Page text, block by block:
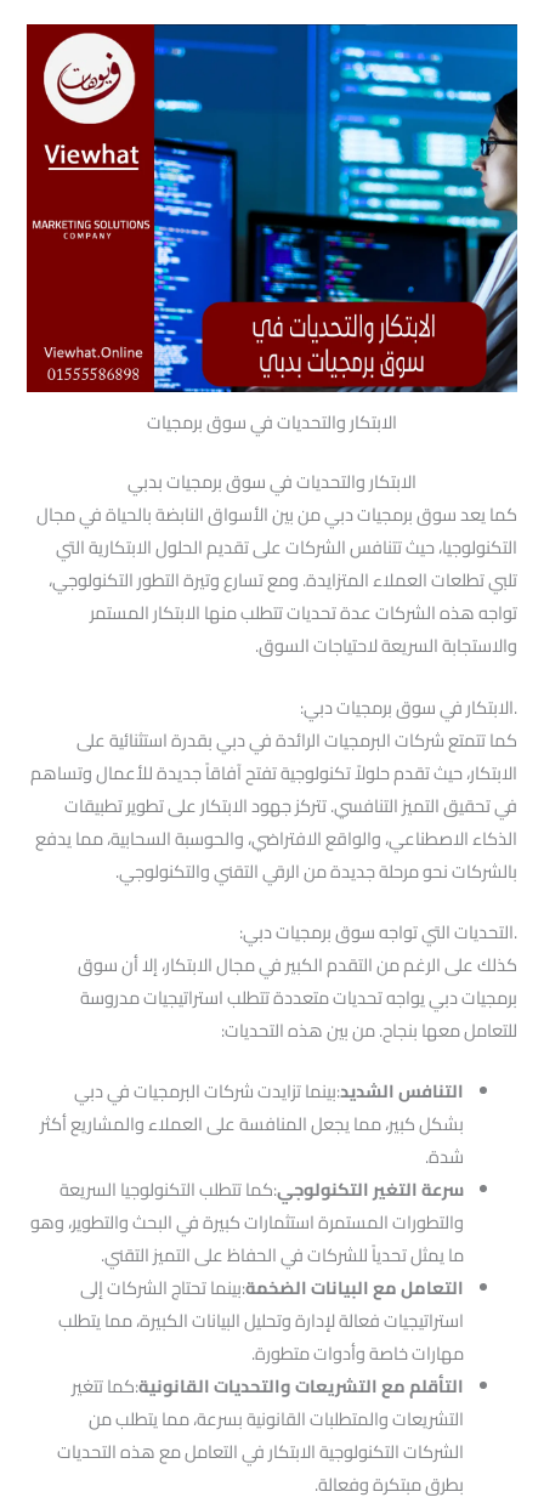
الابتكار والتحديات في سوق برمجيات
الابتكار والتحديات في سوق برمجيات بدبي
كما يعد سوق برمجيات دبي من بين الأسواق النابضة بالحياة في مجال
التكنولوجيا، حيث تتنافس الشركات على تقديم الحلول الابتكارية التي
تلبي تطلعات العملاء المتزايدة. ومع تسارع وتيرة التطور التكنولوجي،
تواجه هذه الشركات عدة تحديات تتطلب منها الابتكار المستمر
والاستجابة السريعة لاحتياجات السوق.
.الابتكار في سوق برمجيات دبي:
كما تتمتع شركات البرمجيات الرائدة في دبي بقدرة استثنائية على
الابتكار، حيث تقدم حلولاً تكنولوجية تفتح آفاقاً جديدة للأعمال وتساهم
في تحقيق التميز التنافسي. تتركز جهود الابتكار على تطوير تطبيقات
الذكاء الاصطناعي، والواقع الافتراضي، والحوسبة السحابية، مما يدفع
بالشركات نحو مرحلة جديدة من الرقي التقني والتكنولوجي.
.التحديات التي تواجه سوق برمجيات دبي:
كذلك على الرغم من التقدم الكبير في مجال الابتكار، إلا أن سوق
برمجيات دبي يواجه تحديات متعددة تتطلب استراتيجيات مدروسة
للتعامل معها بنجاح. من بين هذه التحديات:
التنافس الشديد:بينما تزايدت شركات البرمجيات في دبي
بشكل كبير، مما يجعل المنافسة على العملاء والمشاريع أكثر
شدة.
سرعة التغير التكنولوجي:كما تتطلب التكنولوجيا السريعة
والتطورات المستمرة استثمارات كبيرة في البحث والتطوير، وهو
ما يمثل تحدياً للشركات في الحفاظ على التميز التقني.
التعامل مع البيانات الضخمة:بينما تحتاج الشركات إلى
استراتيجيات فعالة لإدارة وتحليل البيانات الكبيرة، مما يتطلب
مهارات خاصة وأدوات متطورة.
التأقلم مع التشريعات والتحديات القانونية:كما تتغير
التشريعات والمتطلبات القانونية بسرعة، مما يتطلب من
الشركات التكنولوجية الابتكار في التعامل مع هذه التحديات
بطرق مبتكرة وفعالة.